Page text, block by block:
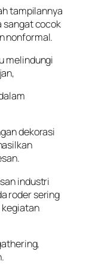
tampilannya
sangat cocok
nonformal.
melindungi
dekorasi
industri
roder sering
kegiatan